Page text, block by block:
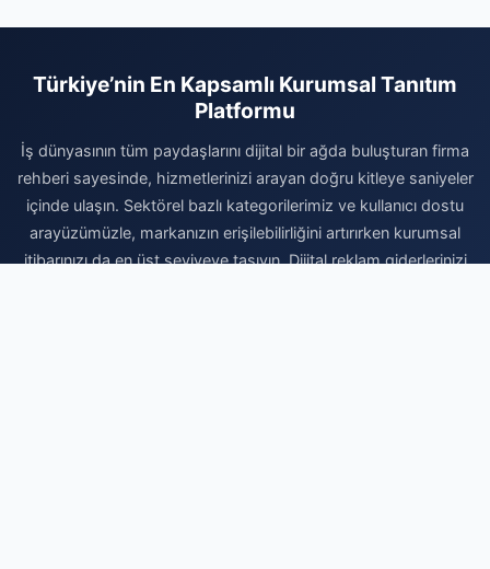
Türkiye’nin En Kapsamlı Kurumsal Tanıtım
Platformu
İş dünyasının tüm paydaşlarını dijital bir ağda buluşturan firma
rehberi sayesinde, hizmetlerinizi arayan doğru kitleye saniyeler
içinde ulaşın. Sektörel bazlı kategorilerimiz ve kullanıcı dostu
arayüzümüzle, markanızın erişilebilirliğini artırırken kurumsal
itibarınızı da en üst seviyeye taşıyın. Dijital reklam giderlerinizi